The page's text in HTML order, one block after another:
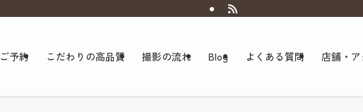
ご予約 こだわりの高品質 撮影の流れ Blog よくある質問 店舗・